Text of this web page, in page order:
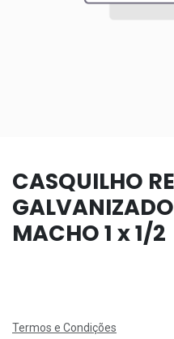
CASQUILHO
MACHO 1 x 1/2
Termos e Condições